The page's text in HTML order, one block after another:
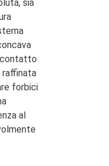
sia
raffinata
forbici
al